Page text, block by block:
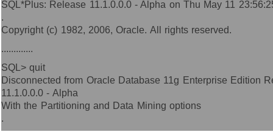
SQL*Plus: Release 11.1.0.0.0 - Alpha on Thu May 11
Copyright (c) 1982, 2006, Oracle. All rights reserved.
SQL> quit
Disconnected from Oracle Database 11g Enterprise Edition
11.1.0.0.0 - Alpha
With the Partitioning and Data Mining options